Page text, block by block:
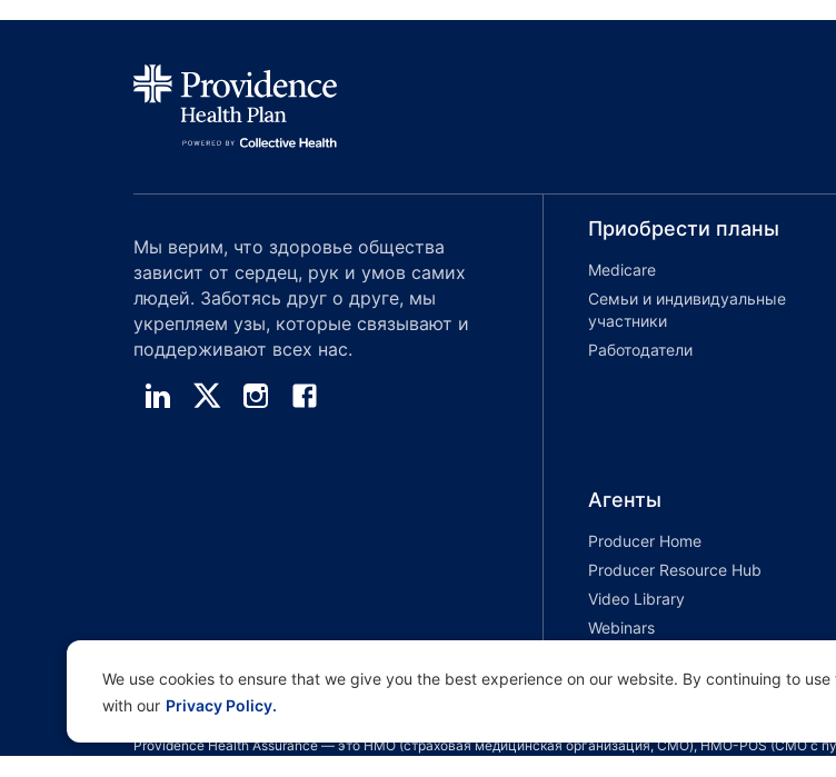
Мы верим, что здоровье общества
зависит от сердец, рук и умов самих
людей. Заботясь друг о друге, мы
укрепляем узы, которые связывают и
поддерживают всех нас.
Приобрести планы
Medicare
Семьи и индивидуальные
участники
Работодатели
Агенты
Producer Home
Producer Resource Hub
Video Library
Webinars
Providence Health Assurance — это HMO (страховая медицинская организация, СМО), HMO-POS (СМО с
We use cookies to ensure that we give you the best experience on our website. By continuing to
with our Privacy Policy.